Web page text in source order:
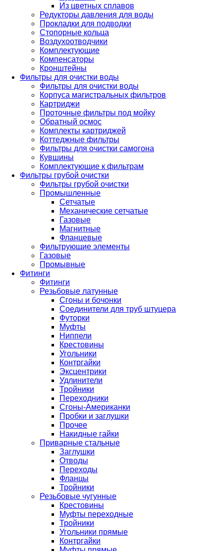
Из цветных сплавов
Редукторы давления для воды
Прокладки для подводки
Стопорные кольца
Воздухоотводчики
Комплектующие
Компенсаторы
Кронштейны
Фильтры для очистки воды
Фильтры для очистки воды
Корпуса магистральных фильтров
Картриджи
Проточные фильтры под мойку
Обратный осмос
Комплекты картриджей
Коттеджные фильтры
Фильтры для очистки самогона
Кувшины
Комплектующие к фильтрам
Фильтры грубой очистки
Фильтры грубой очистки
Промышленные
Сетчатые
Механические сетчатые
Газовые
Магнитные
Фланцевые
Фильтрующие элементы
Газовые
Промывные
Фитинги
Фитинги
Резьбовые латунные
Сгоны и бочонки
Соединители для труб штуцера
Футорки
Муфты
Ниппели
Крестовины
Угольники
Контргайки
Эксцентрики
Удлинители
Тройники
Переходники
Сгоны-Американки
Пробки и заглушки
Прочее
Накидные гайки
Приварные стальные
Заглушки
Отводы
Переходы
Фланцы
Тройники
Резьбовые чугунные
Крестовины
Муфты переходные
Тройники
Угольники прямые
Контргайки